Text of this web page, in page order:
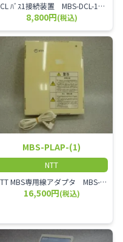
DCL ﾊﾞｽ1接続装置 MBS-DCL-1CS-(2)
8,800円(税込)
MBS-PLAP-(1)
NTT
NTT MBS専用線アダプタ MBS-PLAP-(1)
16,500円(税込)